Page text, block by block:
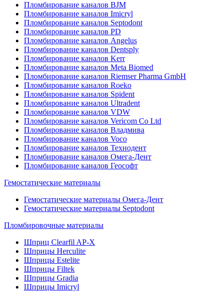
Пломбирование каналов BJM
Пломбирование каналов Imicryl
Пломбирование каналов Septodont
Пломбирование каналов PD
Пломбирование каналов Angelus
Пломбирование каналов Dentsply
Пломбирование каналов Kerr
Пломбирование каналов Meta Biomed
Пломбирование каналов Riemser Pharma GmbH
Пломбирование каналов Roeko
Пломбирование каналов Spident
Пломбирование каналов Ultradent
Пломбирование каналов VDW
Пломбирование каналов Vericom Co Ltd
Пломбирование каналов Владмива
Пломбирование каналов Voco
Пломбирование каналов Технодент
Пломбирование каналов Омега-Дент
Пломбирование каналов Геософт
Гемостатические материалы
Гемостатические материалы Омега-Дент
Гемостатические материалы Septodont
Пломбировочные материалы
Шприц Clearfil AP-X
Шприцы Herculite
Шприцы Estelite
Шприцы Filtek
Шприцы Gradia
Шприцы Imicryl